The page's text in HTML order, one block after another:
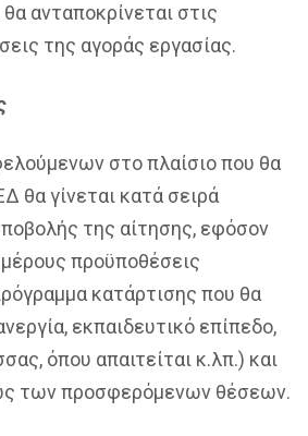
ανταποκρίνεται στις
της αγοράς εργασίας.
στο πλαίσιο που θα
θα γίνεται κατά σειρά
της αίτησης, εφόσον
προϋποθέσεις
κατάρτισης που θα
εκπαιδευτικό επίπεδο,
όπου απαιτείται κ.λπ.) και
των προσφερόμενων θέσεων.